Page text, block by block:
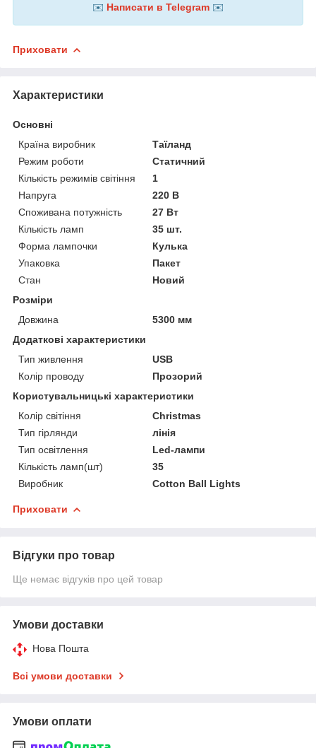
✉️ Написати в Telegram ✉️
Приховати
Характеристики
Основні
Країна виробник
Таїланд
Режим роботи
Статичний
Кількість режимів світіння
1
Напруга
220 В
Споживана потужність
27 Вт
Кількість ламп
35 шт.
Форма лампочки
Кулька
Упаковка
Пакет
Стан
Новий
Розміри
Довжина
5300 мм
Додаткові характеристики
Тип живлення
USB
Колір проводу
Прозорий
Користувальницькі характеристики
Колір світіння
Christmas
Тип гірлянди
лінія
Тип освітлення
Led-лампи
Кількість ламп(шт)
35
Виробник
Cotton Ball Lights
Приховати
Відгуки про товар
Ще немає відгуків про цей товар
Умови доставки
Нова Пошта
Всі умови доставки
Умови оплати